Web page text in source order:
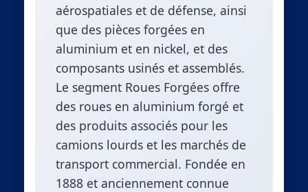
aérospatiales et de défense, ainsi
que des pièces forgées en
aluminium et en nickel, et des
composants usinés et assemblés.
Le segment Roues Forgées offre
des roues en aluminium forgé et
des produits associés pour les
camions lourds et les marchés de
transport commercial. Fondée en
1888 et anciennement connue